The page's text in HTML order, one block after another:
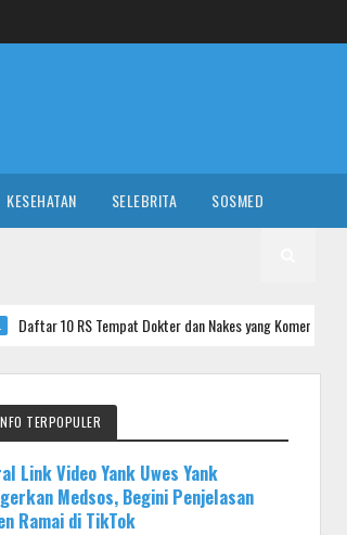
KESEHATAN SELEBRITA SOSMED
Dokter dan Nakes yang Komentar Sadis ke Pasien
TERPOPULER
Link Video Yank Uwes Yank
Medsos, Begini Penjelasan
Ramai di TikTok